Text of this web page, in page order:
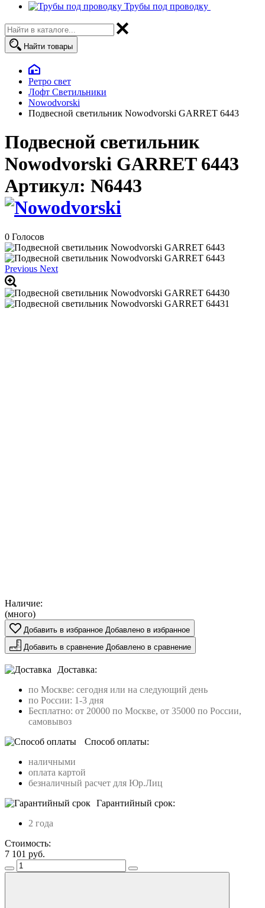
Трубы под проводку
Найти товары
Ретро свет
Лофт Светильники
Nowodvorski
Подвесной светильник Nowodvorski GARRET 6443
Подвесной светильник
Nowodvorski GARRET 6443
Артикул: N6443
0 Голосов
Previous Next
Наличие:
(много)
Добавить в избранное Добавлено в избранное
Добавить в сравнение Добавлено в сравнение
Доставка:
по Москве: сегодня или на следующий день
по России: 1-3 дня
Бесплатно: от 20000 по Москве, от 35000 по России,
самовывоз
Способ оплаты:
наличными
оплата картой
безналичный расчет для Юр.Лиц
Гарантийный срок:
2 года
Стоимость:
7 101 руб.